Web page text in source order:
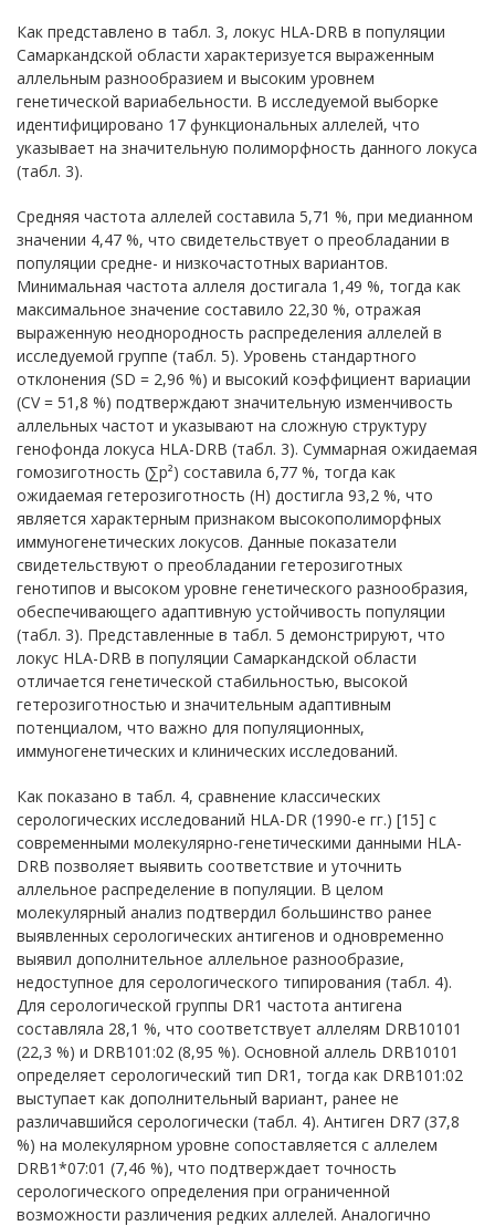
Как представлено в табл. 3, локус HLA-DRB в популяции
Самаркандской области характеризуется выраженным
аллельным разнообразием и высоким уровнем
генетической вариабельности. В исследуемой выборке
идентифицировано 17 функциональных аллелей, что
указывает на значительную полиморфность данного локуса
(табл. 3).
Средняя частота аллелей составила 5,71 %, при медианном
значении 4,47 %, что свидетельствует о преобладании в
популяции средне- и низкочастотных вариантов.
Минимальная частота аллеля достигала 1,49 %, тогда как
максимальное значение составило 22,30 %, отражая
выраженную неоднородность распределения аллелей в
исследуемой группе (табл. 5). Уровень стандартного
отклонения (SD = 2,96 %) и высокий коэффициент вариации
(CV = 51,8 %) подтверждают значительную изменчивость
аллельных частот и указывают на сложную структуру
генофонда локуса HLA-DRB (табл. 3). Суммарная ожидаемая
гомозиготность (∑p²) составила 6,77 %, тогда как
ожидаемая гетерозиготность (H) достигла 93,2 %, что
является характерным признаком высокополиморфных
иммуногенетических локусов. Данные показатели
свидетельствуют о преобладании гетерозиготных
генотипов и высоком уровне генетического разнообразия,
обеспечивающего адаптивную устойчивость популяции
(табл. 3). Представленные в табл. 5 демонстрируют, что
локус HLA-DRB в популяции Самаркандской области
отличается генетической стабильностью, высокой
гетерозиготностью и значительным адаптивным
потенциалом, что важно для популяционных,
иммуногенетических и клинических исследований.
Как показано в табл. 4, сравнение классических
серологических исследований HLA-DR (1990-е гг.) [15] с
современными молекулярно-генетическими данными HLA-
DRB позволяет выявить соответствие и уточнить
аллельное распределение в популяции. В целом
молекулярный анализ подтвердил большинство ранее
выявленных серологических антигенов и одновременно
выявил дополнительное аллельное разнообразие,
недоступное для серологического типирования (табл. 4).
Для серологической группы DR1 частота антигена
составляла 28,1 %, что соответствует аллелям DRB10101
(22,3 %) и DRB101:02 (8,95 %). Основной аллель DRB10101
определяет серологический тип DR1, тогда как DRB101:02
выступает как дополнительный вариант, ранее не
различавшийся серологически (табл. 4). Антиген DR7 (37,8
%) на молекулярном уровне сопоставляется с аллелем
DRB1*07:01 (7,46 %), что подтверждает точность
серологического определения при ограниченной
возможности различения редких аллелей. Аналогично